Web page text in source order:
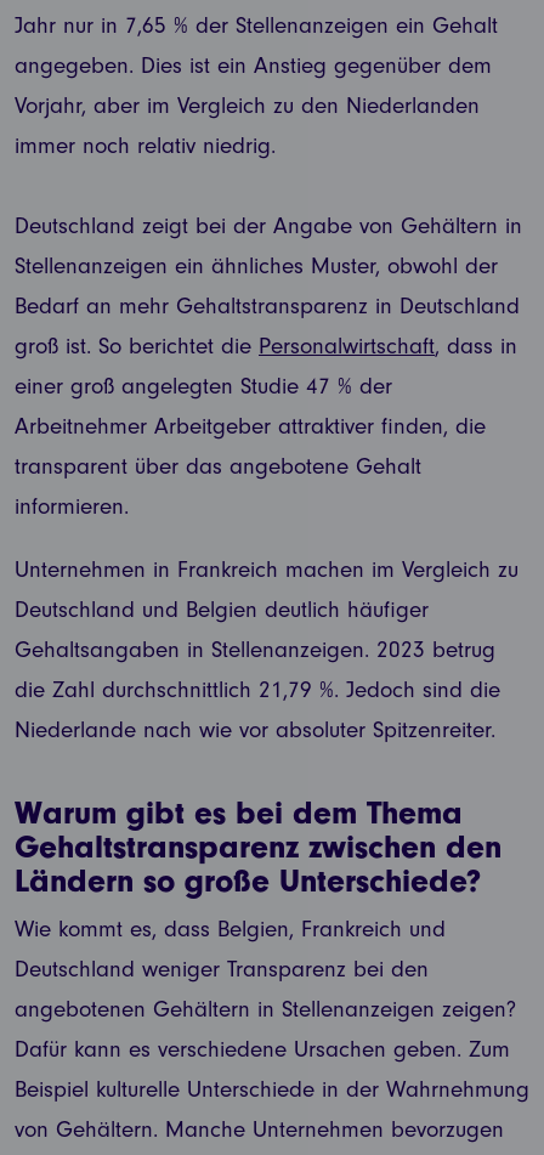
Jahr nur in 7,65 % der Stellenanzeigen ein Gehalt
angegeben. Dies ist ein Anstieg gegenüber dem
Vorjahr, aber im Vergleich zu den Niederlanden
immer noch relativ niedrig.
Deutschland zeigt bei der Angabe von Gehältern in
Stellenanzeigen ein ähnliches Muster, obwohl der
Bedarf an mehr Gehaltstransparenz in Deutschland
groß ist. So berichtet die Personalwirtschaft, dass in
einer groß angelegten Studie 47 % der
Arbeitnehmer Arbeitgeber attraktiver finden, die
transparent über das angebotene Gehalt
informieren.
Unternehmen in Frankreich machen im Vergleich zu
Deutschland und Belgien deutlich häufiger
Gehaltsangaben in Stellenanzeigen. 2023 betrug
die Zahl durchschnittlich 21,79 %. Jedoch sind die
Niederlande nach wie vor absoluter Spitzenreiter.
Warum gibt es bei dem Thema
Gehaltstransparenz zwischen den
Ländern so große Unterschiede?
Wie kommt es, dass Belgien, Frankreich und
Deutschland weniger Transparenz bei den
angebotenen Gehältern in Stellenanzeigen zeigen?
Dafür kann es verschiedene Ursachen geben. Zum
Beispiel kulturelle Unterschiede in der Wahrnehmung
von Gehältern. Manche Unternehmen bevorzugen